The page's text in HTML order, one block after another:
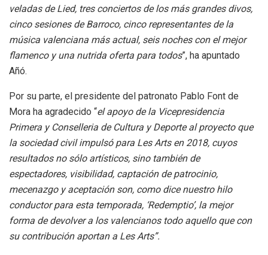
veladas de Lied, tres conciertos de los más grandes divos,
cinco sesiones de Barroco, cinco representantes de la
música valenciana más actual, seis noches con el mejor
flamenco y una nutrida oferta para todos”, ha apuntado
Añó.
Por su parte, el presidente del patronato Pablo Font de
Mora ha agradecido “el apoyo de la Vicepresidencia
Primera y Conselleria de Cultura y Deporte al proyecto que
la sociedad civil impulsó para Les Arts en 2018, cuyos
resultados no sólo artísticos, sino también de
espectadores, visibilidad, captación de patrocinio,
mecenazgo y aceptación son, como dice nuestro hilo
conductor para esta temporada, ‘Redemptio’, la mejor
forma de devolver a los valencianos todo aquello que con
su contribución aportan a Les Arts”.